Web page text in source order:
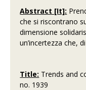
Abstract [It]:
che si riscontrano
dimensione
un’incertezza che,
Title: Trends and
no. 1939